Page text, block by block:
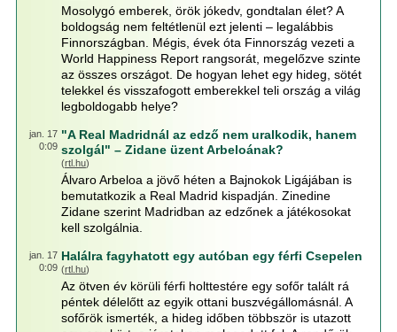
Mosolygó emberek, örök jókedv, gondtalan élet? A
boldogság nem feltétlenül ezt jelenti – legalábbis
Finnországban. Mégis, évek óta Finnország vezeti a
World Happiness Report rangsorát, megelőzve szinte
az összes országot. De hogyan lehet egy hideg, sötét
telekkel és visszafogott emberekkel teli ország a világ
legboldogabb helye?
jan. 17
0:09
"A Real Madridnál az edző nem uralkodik, hanem
szolgál" – Zidane üzent Arbeloának?
(rtl.hu)
Álvaro Arbeloa a jövő héten a Bajnokok Ligájában is
bemutatkozik a Real Madrid kispadján. Zinedine
Zidane szerint Madridban az edzőnek a játékosokat
kell szolgálnia.
jan. 17
0:09
Halálra fagyhatott egy autóban egy férfi Csepelen
(rtl.hu)
Az ötven év körüli férfi holttestére egy sofőr talált rá
péntek délelőtt az egyik ottani buszvégállomásnál. A
sofőrök ismerték, a hideg időben többször is utazott